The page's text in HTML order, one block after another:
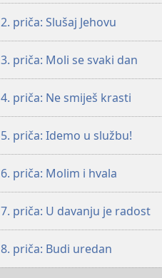
2. priča: Slušaj Jehovu
3. priča: Moli se svaki dan
4. priča: Ne smiješ krasti
5. priča: Idemo u službu!
6. priča: Molim i hvala
7. priča: U davanju je radost
8. priča: Budi uredan